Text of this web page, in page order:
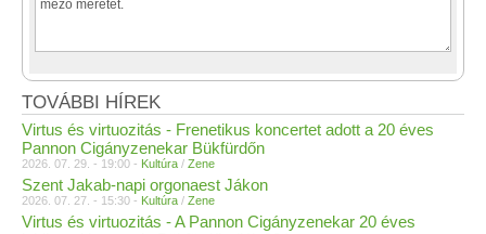
TOVÁBBI HÍREK
Virtus és virtuozitás - Frenetikus koncertet adott a 20 éves
Pannon Cigányzenekar Bükfürdőn
2026. 07. 29. - 19:00 - Kultúra / Zene
Szent Jakab-napi orgonaest Jákon
2026. 07. 27. - 15:30 - Kultúra / Zene
Virtus és virtuozitás - A Pannon Cigányzenekar 20 éves